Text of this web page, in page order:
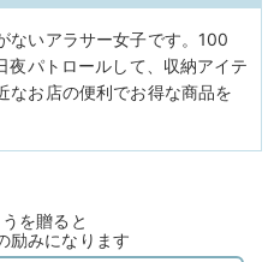
ないアラサー女子です。100
パトロールして、収納アイテ
なお店の便利でお得な商品を
を贈ると
励みになります